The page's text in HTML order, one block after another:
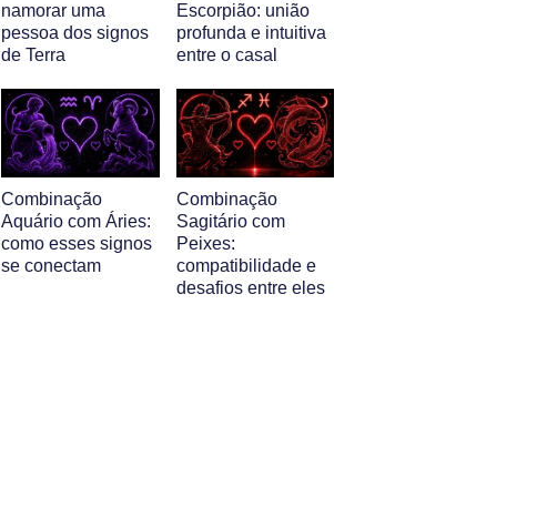
namorar uma
pessoa dos signos
de Terra
Escorpião: união
profunda e intuitiva
entre o casal
Combinação
Aquário com Áries:
como esses signos
se conectam
Combinação
Sagitário com
Peixes:
compatibilidade e
desafios entre eles